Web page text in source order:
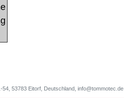
53783 Eitorf, Deutschland, info@tommotec.de